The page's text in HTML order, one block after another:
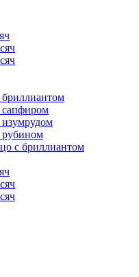
бриллиантом
сапфиром
изумрудом
рубином
с бриллиантом